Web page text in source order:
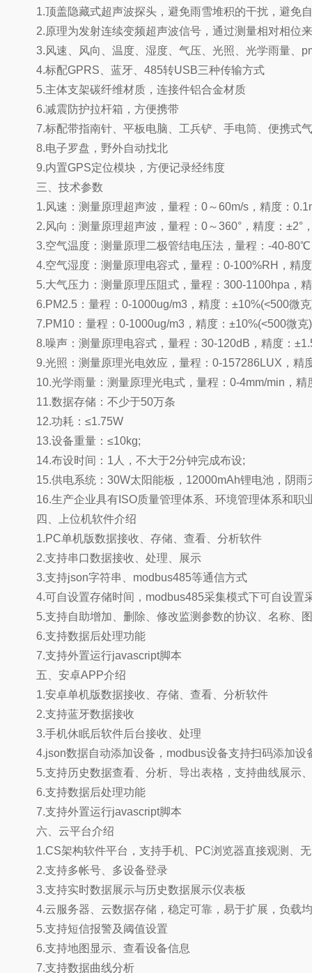
1.顶盖隐藏式超声波探头，避免雨雪堆积的干扰，避免
2.原理为发射连续变频超声波信号，通过测量相对相位
3.风速、风向、温度、湿度、气压、光照、光学雨量、
4.标配GPRS、蓝牙、485转USB三种传输方式
5.主体支架碳纤维材质，连接件铝合金材质
6.减震防护拉杆箱，方便携带
7.标配带指南针、平板电脑、工兵铲、手电筒、便携式
8.电子罗盘，野外自动找北
9.内置GPS定位模块，方便记录经纬度
三、技术参数
1.风速：测量原理超声波，量程：0～60m/s，精度：
2.风向：测量原理超声波，量程：0～360°，精度：±2°
3.空气温度：测量原理二极管结电压法，量程：-40-
4.空气湿度：测量原理电容式，量程：0-100%RH，精度
5.大气压力：测量原理压阻式，量程：300-1100hpa，精
6.PM2.5：量程：0-1000ug/m3，精度：±10%(<500微克
7.PM10：量程：0-1000ug/m3，精度：±10%(<500微克)
8.噪声：测量原理电容式，量程：30-120dB，精度：
9.光照：测量原理光电效应，量程：0-157286LUX，精
10.光学雨量：测量原理光电式，量程：0-4mm/min，精
11.数据存储：不少于50万条
12.功耗：≤1.75W
13.设备重量：≤10kg;
14.布设时间：1人，不大于2分钟完成布设;
15.供电系统：30W太阳能板，12000mAh锂电池，阴雨
16.生产企业具有ISO质量管理体系、环境管理体系和职
四、上位机软件介绍
1.PC单机版数据接收、存储、查看、分析软件
2.支持串口数据接收、处理、展示
3.支持json字符串、modbus485等通信方式
4.可自设置存储时间，modbus485采集模式下可自设置
5.支持自助增加、删除、修改监测参数的协议、名称、
6.支持数据后处理功能
7.支持外置运行javascript脚本
五、安卓APP介绍
1.安卓单机版数据接收、存储、查看、分析软件
2.支持蓝牙数据接收
3.手机休眠后软件后台接收、处理
4.json数据自动添加设备，modbus设备支持扫码添加设
5.支持历史数据查看、分析、导出表格，支持曲线展示
6.支持数据后处理功能
7.支持外置运行javascript脚本
六、云平台介绍
1.CS架构软件平台，支持手机、PC浏览器直接观测、无
2.支持多帐号、多设备登录
3.支持实时数据展示与历史数据展示仪表板
4.云服务器、云数据存储，稳定可靠，易于扩展，负载
5.支持短信报警及阈值设置
6.支持地图显示、查看设备信息
7.支持数据曲线分析